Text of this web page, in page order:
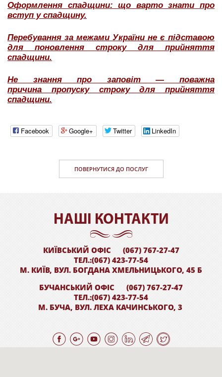
Оформлення спадщини: що варто знати про
вступ у спадщину.
Перебування за межами України не є підставою
для поновлення строку для прийняття
спадщини.
Не знання про заповіт — поважна
причина пропуску строку для прийняття
спадщини.
Facebook Google+ Twitter LinkedIn
ПОВЕРНУТИСЯ ДО ПОСЛУГ
НАШI КОНТАКТИ
КИЇВСЬКИЙ ОФІС
(067) 767-27-47
ТЕЛ.:(067) 423-77-54
М. КИЇВ, ВУЛ. БОГДАНА ХМЕЛЬНИЦЬКОГО, 45 Б
БУЧАНСЬКИЙ ОФІС
(067) 767-27-47
ТЕЛ.:(067) 423-77-54
М. БУЧА, ВУЛ. ЛЕХА КАЧИНСЬКОГО, 3